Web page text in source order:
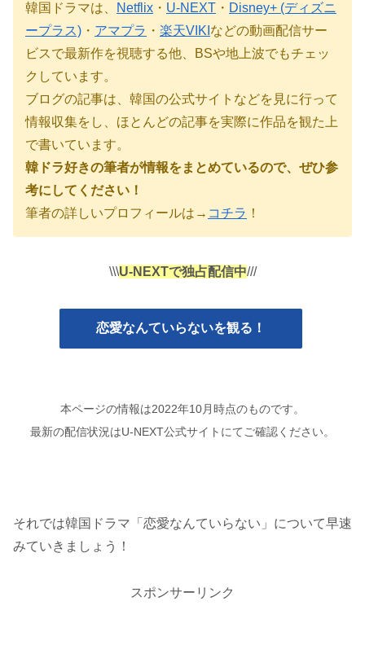
韓国ドラマは、
Netflix ・ U-NEXT ・ Disney+ (ディズニ
ープラス) ・ アマプラ ・ 楽天VIKI などの動画配信サー
ビスで最新作を視聴する他、BSや地上波でもチェッ
クしています。
ブログの記事は、韓国の公式サイトなどを見に行って
情報収集をし、ほとんどの記事を実際に作品を観た上
で書いています。
韓ドラ好きの筆者が情報をまとめているので、ぜひ参
考にしてください！
筆者の詳しいプロフィールは→ コチラ ！
\\\U-NEXTで独占配信中///
恋愛なんていらないを観る！
本ページの情報は2022年10月時点のものです。
最新の配信状況はU-NEXT公式サイトにてご確認ください。
それでは韓国ドラマ「恋愛なんていらない」について早速
みていきましょう！
スポンサーリンク